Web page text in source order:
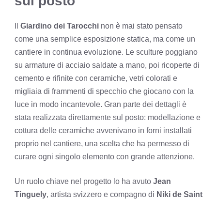
Giardino dei Tarocchi non è mai stato pensato
come una semplice esposizione statica, ma come un
cantiere in continua evoluzione. Le sculture poggiano
su armature di acciaio saldate a mano, poi ricoperte di
cemento e rifinite con ceramiche, vetri colorati e
migliaia di frammenti di specchio che giocano con la
luce in modo incantevole. Gran parte dei dettagli è
stata realizzata direttamente sul posto: modellazione e
cottura delle ceramiche avvenivano in forni installati
proprio nel cantiere, una scelta che ha permesso di
curare ogni singolo elemento con grande attenzione.
Un ruolo chiave nel progetto lo ha avuto Jean
Tinguely, artista svizzero e compagno di Niki de Saint